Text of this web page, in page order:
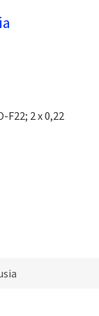
F22; 2 x 0,22